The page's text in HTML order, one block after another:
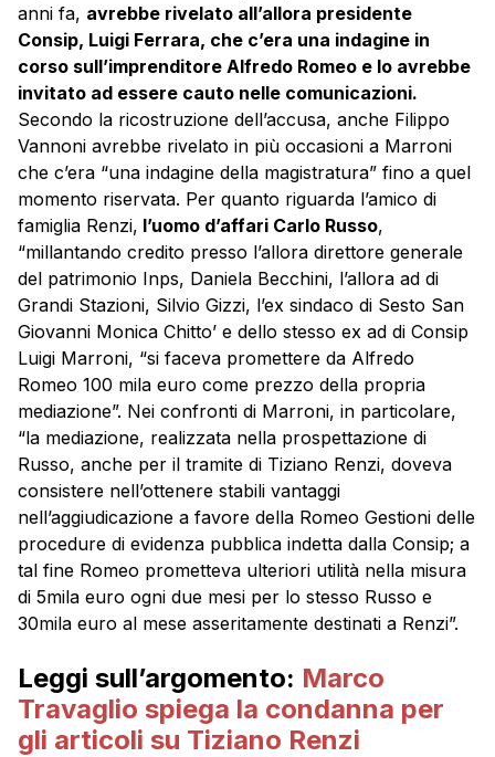
anni fa, avrebbe rivelato all’allora presidente
Consip, Luigi Ferrara, che c’era una indagine in
corso sull’imprenditore Alfredo Romeo e lo avrebbe
invitato ad essere cauto nelle comunicazioni.
Secondo la ricostruzione dell’accusa, anche Filippo
Vannoni avrebbe rivelato in più occasioni a Marroni
che c’era “una indagine della magistratura” fino a quel
momento riservata. Per quanto riguarda l’amico di
famiglia Renzi, l’uomo d’affari Carlo Russo,
“millantando credito presso l’allora direttore generale
del patrimonio Inps, Daniela Becchini, l’allora ad di
Grandi Stazioni, Silvio Gizzi, l’ex sindaco di Sesto San
Giovanni Monica Chitto’ e dello stesso ex ad di Consip
Luigi Marroni, “si faceva promettere da Alfredo
Romeo 100 mila euro come prezzo della propria
mediazione”. Nei confronti di Marroni, in particolare,
“la mediazione, realizzata nella prospettazione di
Russo, anche per il tramite di Tiziano Renzi, doveva
consistere nell’ottenere stabili vantaggi
nell’aggiudicazione a favore della Romeo Gestioni delle
procedure di evidenza pubblica indetta dalla Consip; a
tal fine Romeo prometteva ulteriori utilità nella misura
di 5mila euro ogni due mesi per lo stesso Russo e
30mila euro al mese asseritamente destinati a Renzi”.
Leggi sull’argomento: Marco
Travaglio spiega la condanna per
gli articoli su Tiziano Renzi